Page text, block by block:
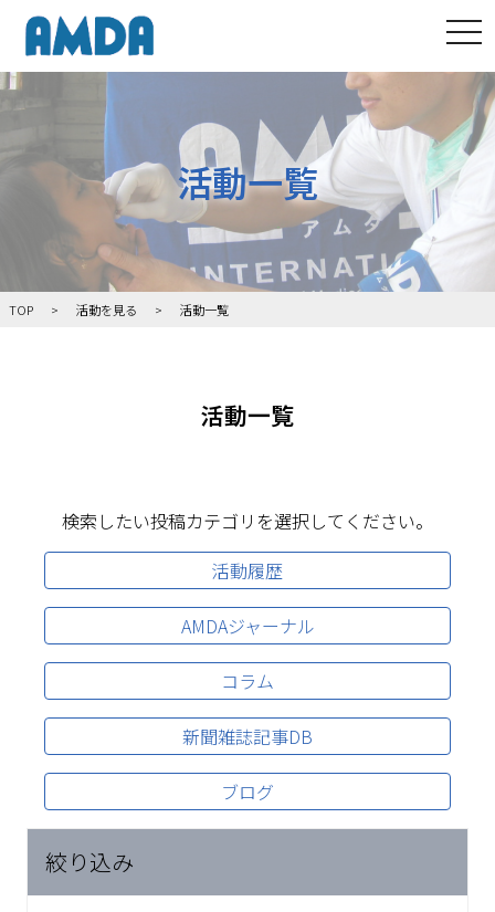
活動一覧
TOP 活動を見る 活動一覧
活動一覧
検索したい投稿カテゴリを選択してください。
活動履歴
AMDAジャーナル
コラム
新聞雑誌記事DB
ブログ
絞り込み